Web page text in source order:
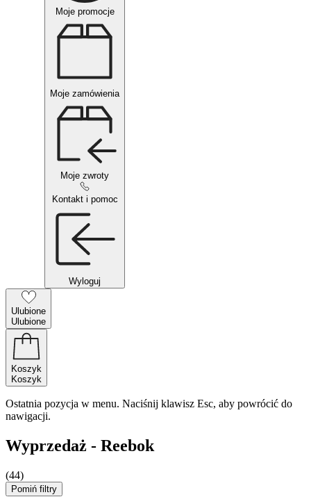
Moje promocje
Moje zamówienia
Moje zwroty
Kontakt i pomoc
Wyloguj
Ulubione
Ulubione
Koszyk
Koszyk
Ostatnia pozycja w menu. Naciśnij klawisz Esc, aby powrócić do
nawigacji.
Wyprzedaż - Reebok
(44)
Pomiń filtry